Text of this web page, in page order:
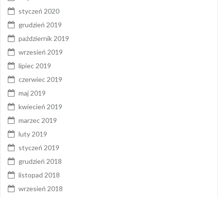
styczeń 2020
grudzień 2019
październik 2019
wrzesień 2019
lipiec 2019
czerwiec 2019
maj 2019
kwiecień 2019
marzec 2019
luty 2019
styczeń 2019
grudzień 2018
listopad 2018
wrzesień 2018